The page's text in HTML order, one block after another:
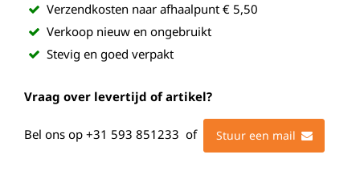
Verzendkosten naar afhaalpunt € 5,50
Verkoop nieuw en ongebruikt
Stevig en goed verpakt
Vraag over levertijd of artikel?
Bel ons op +31 593 851233 of Stuur een mail